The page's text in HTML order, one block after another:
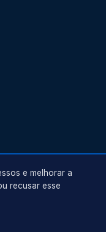
e melhorar a
recusar esse